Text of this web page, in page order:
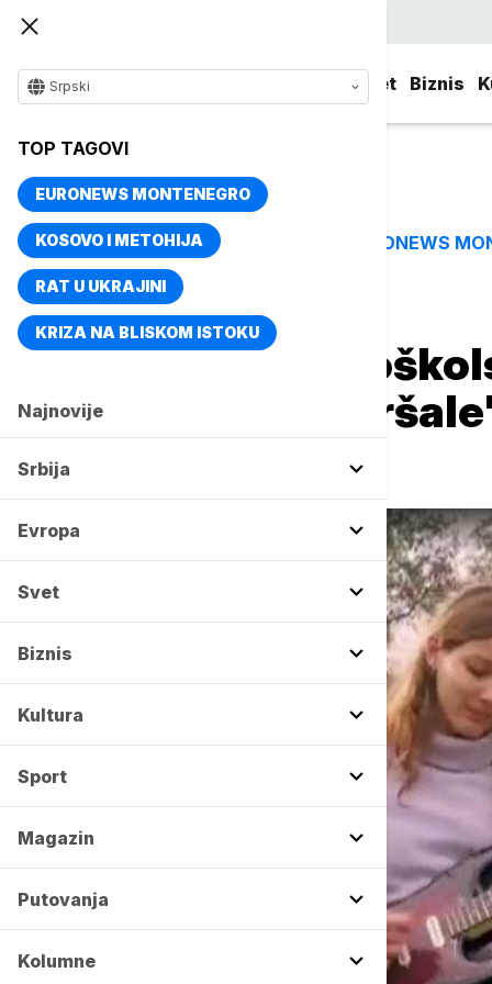
Svet Biznis
Srpski
TOP TAGOVI
EURONEWS MONTENEGRO
KOSOVO I METOHIJA
RAT U UKRAJINI
KRIZA NA BLISKOM ISTOKU
Najnovije
Srbija
Evropa
Svet
Biznis
Kultura
Sport
Magazin
Putovanja
Kolumne
TOP TAGOVI EURONEWS
Naslovna Kultura
Najbolji
Upoznajte
generacije